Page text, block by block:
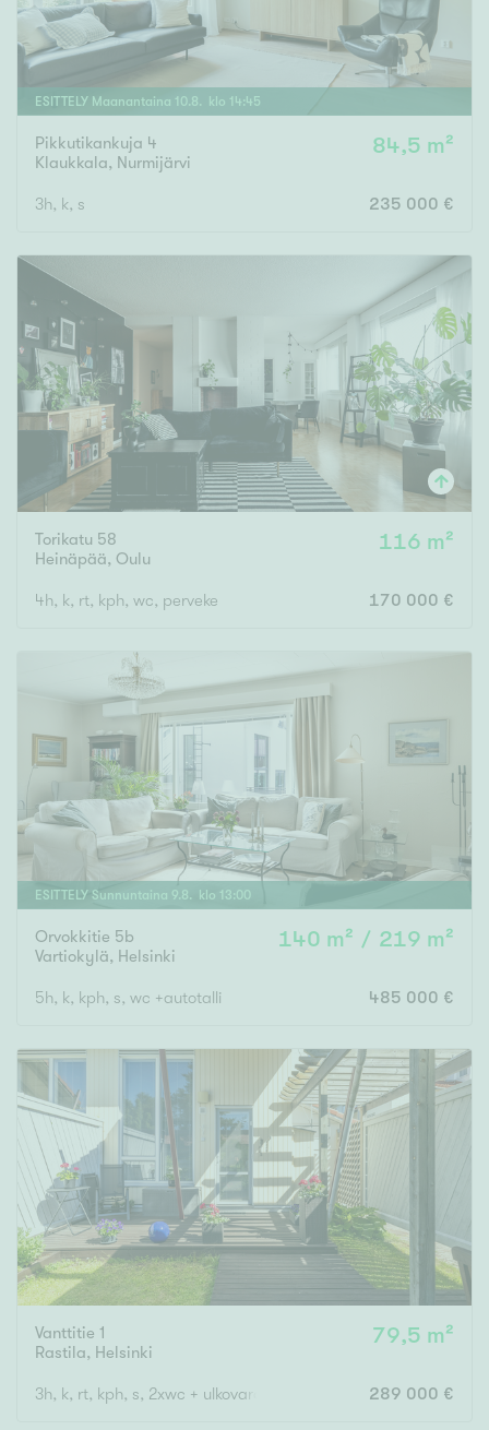
ESITTELY Maanantaina 10.8. klo 14:45
Pikkutikankuja 4
Klaukkala, Nurmijärvi
84,5 m²
3h, k, s 235 000 €
Torikatu 58
Heinäpää, Oulu
116 m²
4h, k, rt, kph, wc, perveke 170 000 €
ESITTELY Sunnuntaina 9.8. klo 13:00
Orvokkitie 5b
Vartiokylä, Helsinki
140 m² / 219 m²
5h, k, kph, s, wc +autotalli 485 000 €
Vanttitie 1
Rastila, Helsinki
79,5 m²
3h, k, rt, kph, s, 2xwc + ulkovarasto ja piha 289 000 €